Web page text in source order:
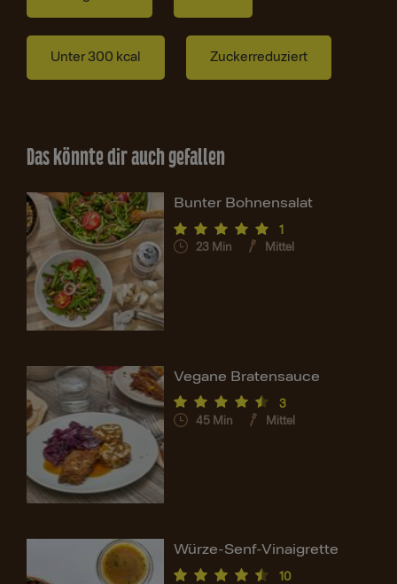
Unter 300 kcal Zuckerreduziert
Das könnte dir auch gefallen
Bunter Bohnensalat
1
23 Min Mittel
Vegane Bratensauce
3
45 Min Mittel
Würze-Senf-Vinaigrette
10